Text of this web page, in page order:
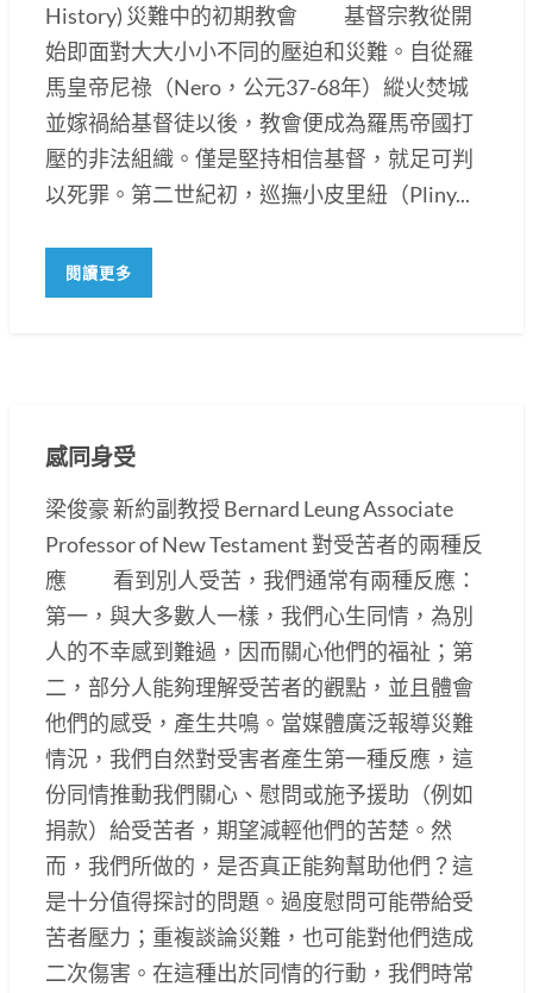
History) 災難中的初期教會 基督宗教從開
始即面對大大小小不同的壓迫和災難。自從羅
馬皇帝尼祿（Nero，公元37-68年）縱火焚城
並嫁禍給基督徒以後，教會便成為羅馬帝國打
壓的非法組織。僅是堅持相信基督，就足可判
以死罪。第二世紀初，巡撫小皮里紐（Pliny...
閱讀更多
感同身受
梁俊豪 新約副教授 Bernard Leung Associate
Professor of New Testament 對受苦者的兩種反
應 看到別人受苦，我們通常有兩種反應：
第一，與大多數人一樣，我們心生同情，為別
人的不幸感到難過，因而關心他們的福祉；第
二，部分人能夠理解受苦者的觀點，並且體會
他們的感受，產生共鳴。當媒體廣泛報導災難
情況，我們自然對受害者產生第一種反應，這
份同情推動我們關心、慰問或施予援助（例如
捐款）給受苦者，期望減輕他們的苦楚。然
而，我們所做的，是否真正能夠幫助他們？這
是十分值得探討的問題。過度慰問可能帶給受
苦者壓力；重複談論災難，也可能對他們造成
二次傷害。在這種出於同情的行動，我們時常